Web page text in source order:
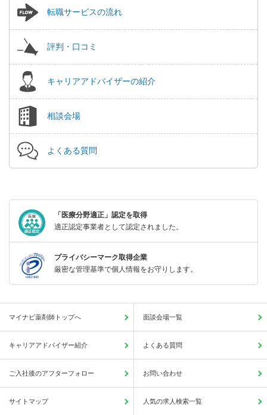
転職サービスの流れ
評判・口コミ
キャリアアドバイザーの紹介
相談会場
よくある質問
「医療分野適正」認定を取得
適正認定事業者として認定されました。
プライバシーマーク取得企業
厳密な管理基準で個人情報をお守りします。
マイナビ薬剤師トップへ 面談会場一覧
キャリアアドバイザー紹介 よくある質問
ご入社後のアフターフォロー お問い合わせ
サイトマップ 人気の求人検索一覧